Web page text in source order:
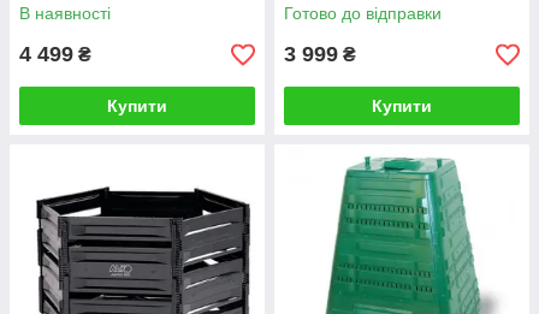
В наявності
4 499 ₴
Купити
Готово до відправки
3 999 ₴
Купити